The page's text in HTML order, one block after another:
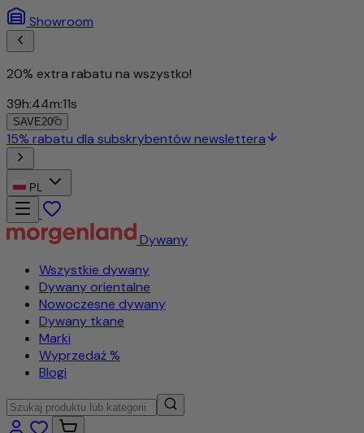
Showroom
20% extra rabatu na wszystko!
39h:44m:09
SAVE20
15% rabatu dla subskrybentów newslettera
PL
Dywany
Wszystkie dywany
Dywany orientalne
Nowoczesne dywany
Dywany tkane
Marki
Wyprzedaż %
Blogi